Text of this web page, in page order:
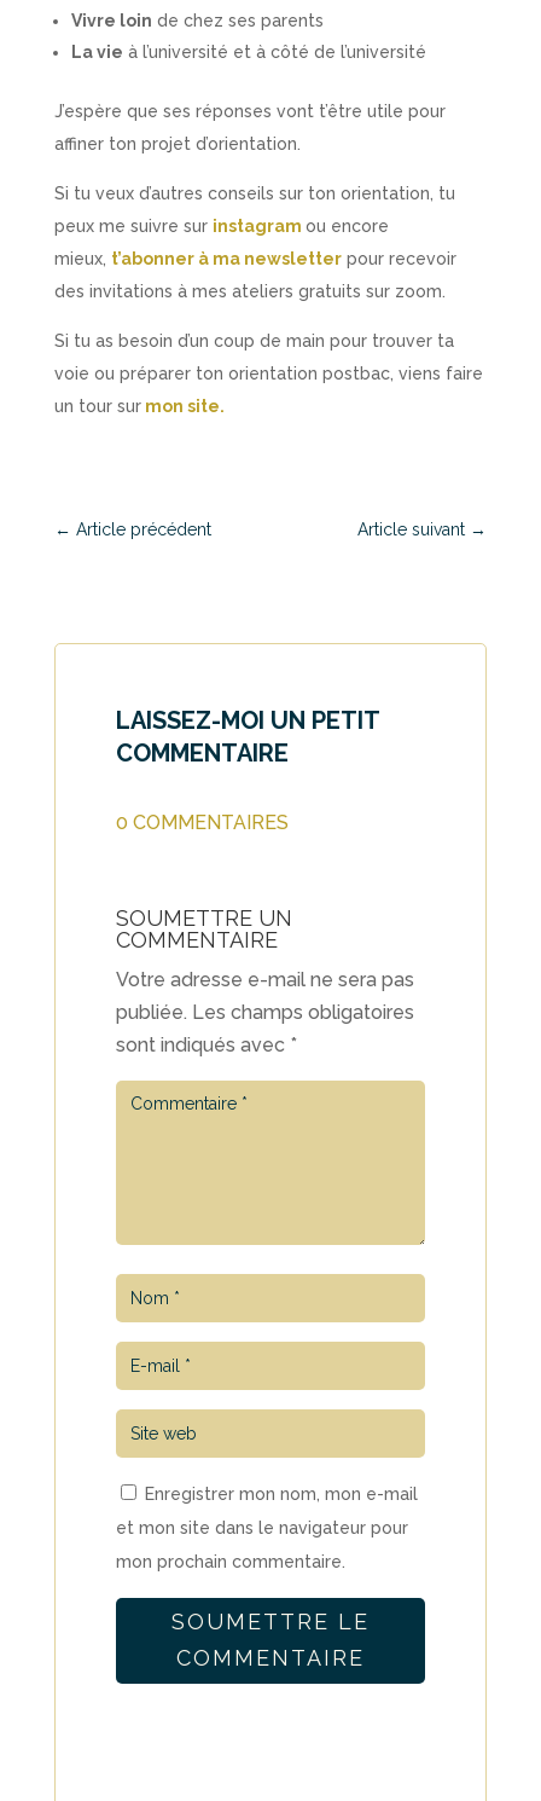
Vivre loin de chez ses parents
La vie à l’université et à côté de l’université
J’espère que ses réponses vont t’être utile pour
affiner ton projet d’orientation.
Si tu veux d’autres conseils sur ton orientation, tu
peux me suivre sur instagram ou encore
mieux, t’abonner à ma newsletterpour recevoir
des invitations à mes ateliers gratuits sur zoom.
Si tu as besoin d’un coup de main pour trouver ta
voie ou préparer ton orientation postbac, viens faire
un tour sur mon site.
← Article précédent Article suivant →
LAISSEZ-MOI UN PETIT
COMMENTAIRE
0 COMMENTAIRES
SOUMETTRE UN
COMMENTAIRE
Votre adresse e-mail ne sera pas
publiée. Les champs obligatoires
sont indiqués avec *
Enregistrer mon nom, mon e-mail
et mon site dans le navigateur pour
mon prochain commentaire.
SOUMETTRE LE
COMMENTAIRE